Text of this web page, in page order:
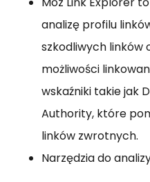
analizę profilu
szkodliwych linków
możliwości
wskaźniki takie jak
Authority, które
linków zwrotnych.
Narzędzia do